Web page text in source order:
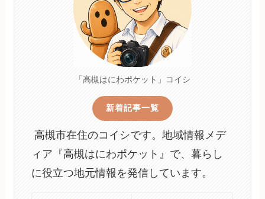
「高槻はにわポケット」コイシ
新着記事一覧
高槻市在住のコイシです。地域情報メデ
ィア『高槻はにわポケット』で、暮らし
に役立つ地元情報を発信しています。